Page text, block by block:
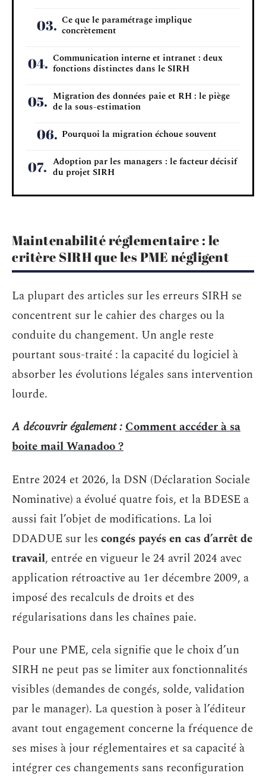
Ce que le paramétrage implique
concrètement
Communication interne et intranet : deux
fonctions distinctes dans le SIRH
Migration des données paie et RH : le piège
de la sous-estimation
Pourquoi la migration échoue souvent
Adoption par les managers : le facteur décisif
du projet SIRH
Maintenabilité réglementaire : le
critère SIRH que les PME négligent
La plupart des articles sur les erreurs SIRH se
concentrent sur le cahier des charges ou la
conduite du changement. Un angle reste
pourtant sous-traité : la capacité du logiciel à
absorber les évolutions légales sans intervention
lourde.
A découvrir également :Comment accéder à sa
boite mail Wanadoo ?
Entre 2024 et 2026, la DSN (Déclaration Sociale
Nominative) a évolué quatre fois, et la BDESE a
aussi fait l’objet de modifications. La loi
DDADUE sur les congés payés en cas d’arrêt de
travail, entrée en vigueur le 24 avril 2024 avec
application rétroactive au 1er décembre 2009, a
imposé des recalculs de droits et des
régularisations dans les chaînes paie.
Pour une PME, cela signifie que le choix d’un
SIRH ne peut pas se limiter aux fonctionnalités
visibles (demandes de congés, solde, validation
par le manager). La question à poser à l’éditeur
avant tout engagement concerne la fréquence de
ses mises à jour réglementaires et sa capacité à
intégrer ces changements sans reconfiguration